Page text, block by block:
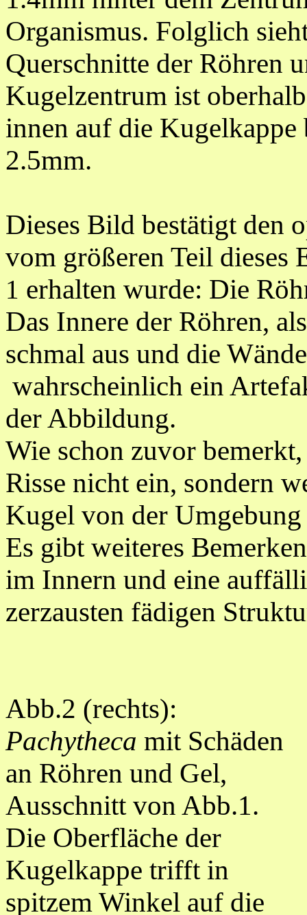
Organismus. Folglich
Querschnitte der Röhren
Kugelzentrum ist
innen auf die
2.5mm.
Dieses Bild bestätigt den
vom größeren Teil dieses
1 erhalten wurde: Die
Das Innere der Röhren,
schmal aus und die
wahrscheinlich ein
der Abbildung.
Wie schon zuvor
Risse nicht ein, sondern
Kugel von der Umgebung
Es gibt weiteres
im Innern und eine
zerzausten fädigen
Abb.2 (rechts):
Pachytheca mit Schäden
an Röhren und Gel,
Ausschnitt von Abb.1.
Die Oberfläche der
Kugelkappe trifft in
spitzem Winkel auf die